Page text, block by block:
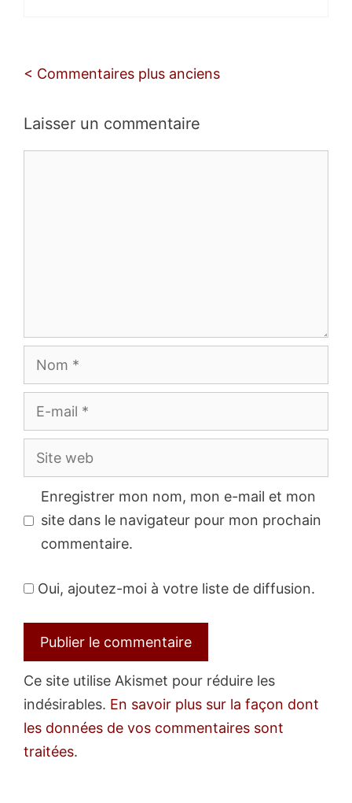
Navigation
commentaires
< Commentaires plus anciens
Laisser un commentaire
Nom
E-
mail
Site
web
Enregistrer mon nom, mon e-mail et mon
site dans le navigateur pour mon prochain
commentaire.
Oui, ajoutez-moi à votre liste de diffusion.
Ce site utilise Akismet pour réduire les
indésirables. En savoir plus sur la façon dont
les données de vos commentaires sont
traitées.